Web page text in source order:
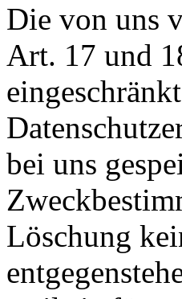
Die von uns
Art. 17 und
bei uns
Löschung